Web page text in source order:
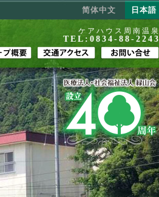
ケアハウス周南温泉
TEL:0834-88-2243
简体中文 日本語